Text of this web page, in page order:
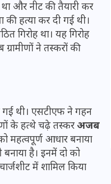
और नीट की तैयारी कर
की हत्या कर दी गई थी।
गिरोह था। यह गिरोह
ने तस्करों की
थी। एसटीएफ ने गहन
के हत्थे चढ़े तस्करअजब
आधार बनाया
है। इनमें दो को
में शामिल किया
आवेदन
2025